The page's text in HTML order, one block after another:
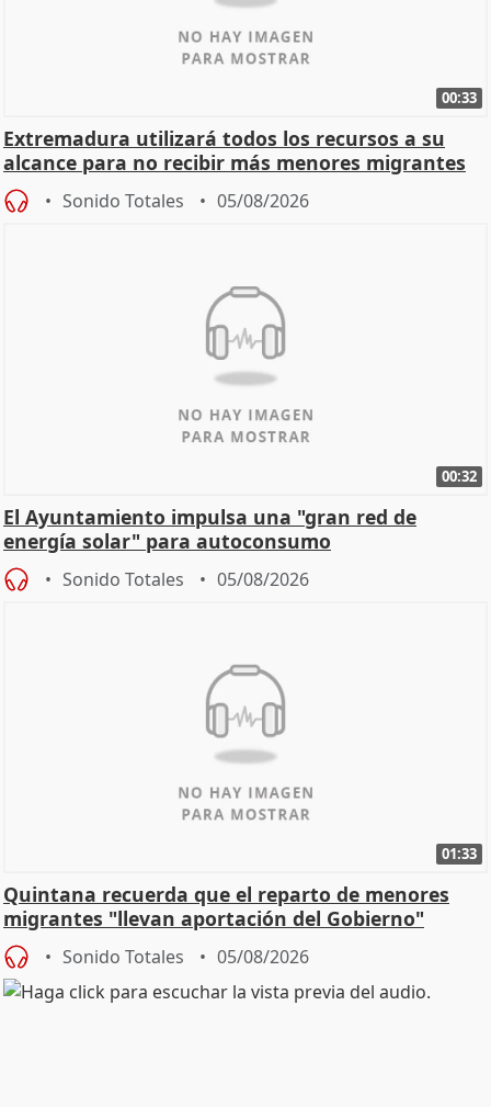
00:33
Extremadura utilizará todos los recursos a su
alcance para no recibir más menores migrantes
Sonido Totales 05/08/2026
00:32
El Ayuntamiento impulsa una "gran red de
energía solar" para autoconsumo
Sonido Totales 05/08/2026
01:33
Quintana recuerda que el reparto de menores
migrantes "llevan aportación del Gobierno"
central
Sonido Totales 05/08/2026